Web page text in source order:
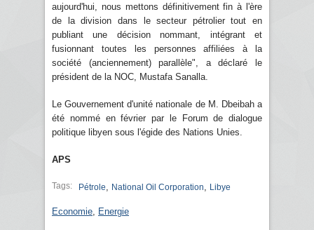
aujourd'hui, nous mettons définitivement fin à l'ère
de la division dans le secteur pétrolier tout en
publiant une décision nommant, intégrant et
fusionnant toutes les personnes affiliées à la
société (anciennement) parallèle", a déclaré le
président de la NOC, Mustafa Sanalla.
Le Gouvernement d'unité nationale de M. Dbeibah a
été nommé en février par le Forum de dialogue
politique libyen sous l'égide des Nations Unies.
APS
Tags: Pétrole National Oil Corporation Libye
Economie Energie